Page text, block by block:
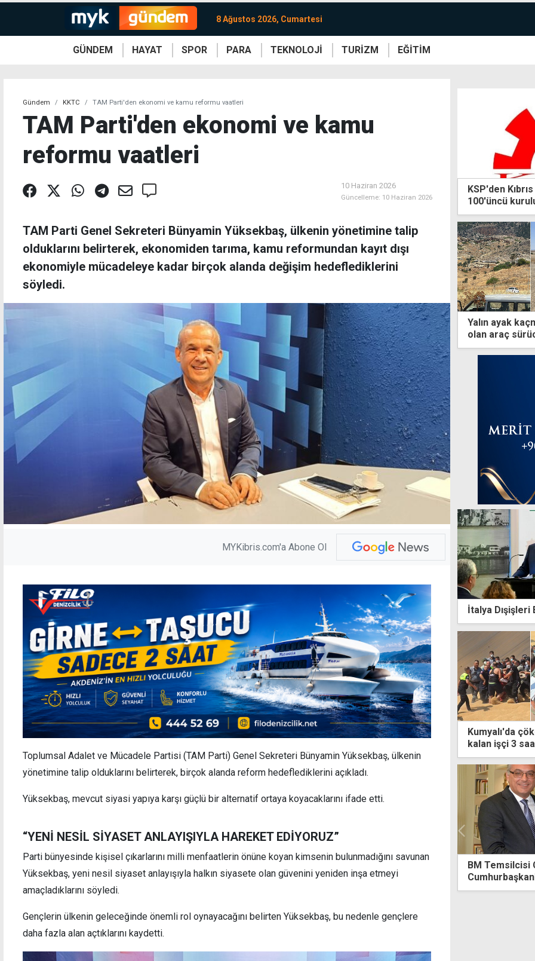
8 Ağustos 2026, Cumartesi
GÜNDEM HAYAT SPOR PARA TEKNOLOJİ TURİZM EĞİTİM
Gündem KKTC TAM Parti'den ekonomi ve kamu reformu vaatleri
TAM Parti'den ekonomi ve kamu
reformu vaatleri
10 Haziran 2026
Güncelleme: 10 Haziran 2026
TAM Parti Genel Sekreteri Bünyamin Yüksekbaş, ülkenin yönetimine talip
olduklarını belirterek, ekonomiden tarıma, kamu reformundan kayıt dışı
ekonomiyle mücadeleye kadar birçok alanda değişim hedeflediklerini
söyledi.
MYKibris.com'a Abone Ol
Toplumsal Adalet ve Mücadele Partisi (TAM Parti) Genel Sekreteri Bünyamin Yüksekbaş, ülkenin
yönetimine talip olduklarını belirterek, birçok alanda reform hedeflediklerini açıkladı.
Yüksekbaş, mevcut siyasi yapıya karşı güçlü bir alternatif ortaya koyacaklarını ifade etti.
“YENİ NESİL SİYASET ANLAYIŞIYLA HAREKET EDİYORUZ”
Parti bünyesinde kişisel çıkarlarını milli menfaatlerin önüne koyan kimsenin bulunmadığını savunan
Yüksekbaş, yeni nesil siyaset anlayışıyla halkın siyasete olan güvenini yeniden inşa etmeyi
amaçladıklarını söyledi.
Gençlerin ülkenin geleceğinde önemli rol oynayacağını belirten Yüksekbaş, bu nedenle gençlere
daha fazla alan açtıklarını kaydetti.
KSP'den
100'üncü
bildiri
Yalın ayak
olan araç
aranıyor
İtalya Dışişleri
Kumyalı'da
kalan işçi 3
TSK'nın komuta kademesi yeniden şekillendi
BM Temsilcisi Cuellar bugün
Cumhurbaşkanlığı'nda
ürünü